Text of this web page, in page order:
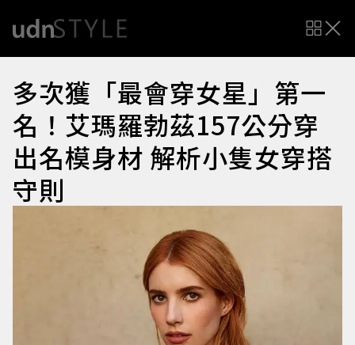
多次獲「最會穿女星」第一
名！艾瑪羅勃茲157公分穿
出名模身材 解析小隻女穿搭
守則